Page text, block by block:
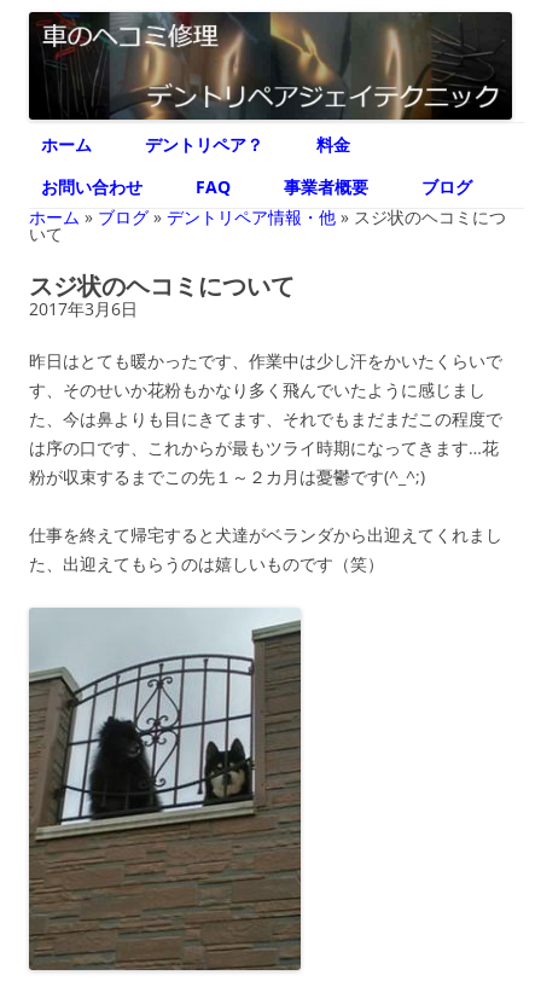
デントリペア ジェイテクニック
車のヘコミ修理専門 神奈川県横浜市 デントリペア ジェイテクニック
ン
ツ
へ
ス
プ
ホーム デントリペア？
料金
お問い合わせ
FAQ 事業者概要
ブログ
ホーム » ブログ » デントリペア情報・他 » スジ状のヘコミにつ
いて
スジ状のヘコミについて
2017年3月6日
昨日はとても暖かったです、作業中は少し汗をかいたくらいで
す、そのせいか花粉もかなり多く飛んでいたように感じまし
た、今は鼻よりも目にきてます、それでもまだまだこの程度で
は序の口です、これからが最もツライ時期になってきます…花
粉が収束するまでこの先１～２カ月は憂鬱です(^_^;)
仕事を終えて帰宅すると犬達がベランダから出迎えてくれまし
た、出迎えてもらうのは嬉しいものです（笑）